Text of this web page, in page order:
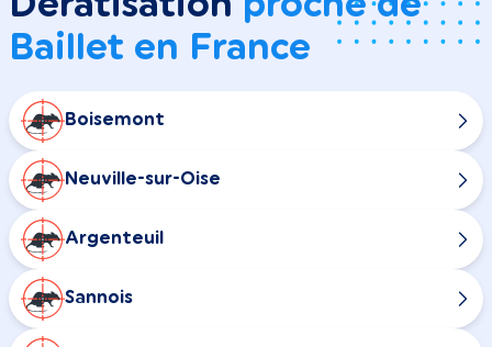
Baillet en France
Boisemont
Neuville-sur-Oise
Argenteuil
Sannois